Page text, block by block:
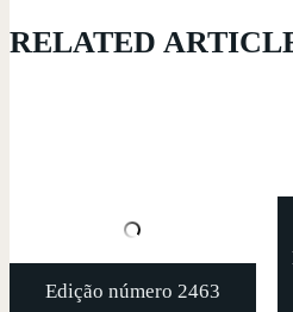
RELATED
Edição número 2463